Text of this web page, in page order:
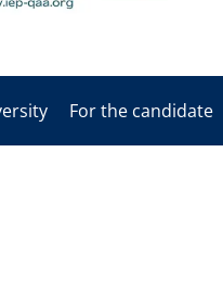
For the candidate